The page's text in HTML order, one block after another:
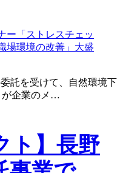
託を受けて、自然環境下
が企業のメ…
ト】長野